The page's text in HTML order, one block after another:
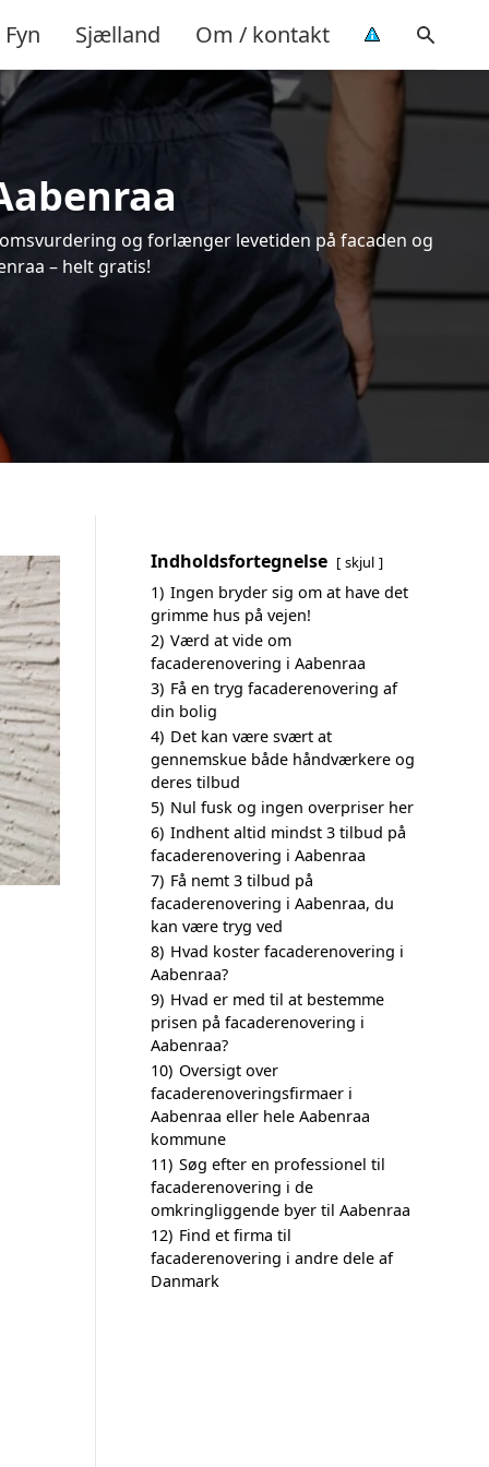
Fyn Sjælland Om / kontakt
og forlænger levetiden på facaden og
– helt gratis!
Indholdsfortegnelse skjul
1) Ingen bryder sig om at have det
grimme hus på vejen!
2) Værd at vide om
facaderenovering i Aabenraa
3) Få en tryg facaderenovering af
din bolig
4) Det kan være svært at
gennemskue både håndværkere og
deres tilbud
5) Nul fusk og ingen overpriser her
6) Indhent altid mindst 3 tilbud på
facaderenovering i Aabenraa
7) Få nemt 3 tilbud på
facaderenovering i Aabenraa, du
kan være tryg ved
8) Hvad koster facaderenovering i
Aabenraa?
9) Hvad er med til at bestemme
prisen på facaderenovering i
Aabenraa?
10) Oversigt over
facaderenoveringsfirmaer i
Aabenraa eller hele Aabenraa
kommune
11) Søg efter en professionel til
facaderenovering i de
omkringliggende byer til Aabenraa
12) Find et firma til
facaderenovering i andre dele af
Danmark